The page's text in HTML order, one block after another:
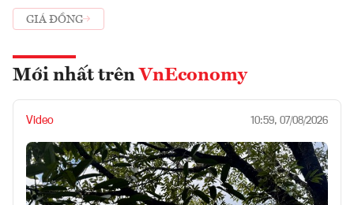
GIÁ ĐỒNG
Mới nhất trên VnEconomy
Video 10:59, 07/08/2026